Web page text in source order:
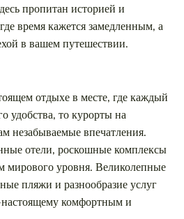
пропитан историей и
время кажется замедленным, а
в вашем путешествии.
отдыхе в месте, где каждый
удобства, то курорты на
незабываемые впечатления.
отели, роскошные комплексы
мирового уровня. Великолепные
пляжи и разнообразие услуг
комфортным и